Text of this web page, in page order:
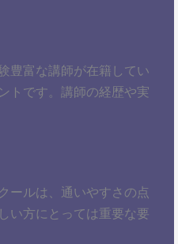
豊富な講師が在籍してい
トです。講師の経歴や実
ールは、通いやすさの点
い方にとっては重要な要